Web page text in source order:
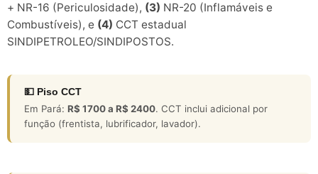
+ NR-16 (Periculosidade), (3) NR-20 (Inflamáveis e
Combustíveis), e (4) CCT estadual
SINDIPETROLEO/SINDIPOSTOS.
💵 Piso CCT
Em Pará: R$ 1700 a R$ 2400. CCT inclui adicional por
função (frentista, lubrificador, lavador).